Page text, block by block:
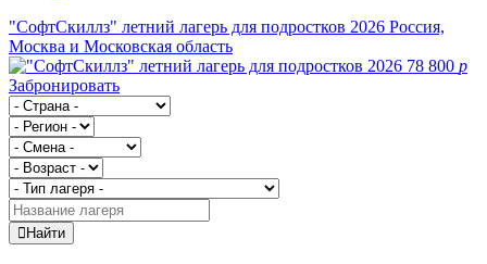
"СофтСкиллз" летний лагерь для подростков 2026 Россия,
Москва и Московская область
78 800 p
Забронировать
Найти